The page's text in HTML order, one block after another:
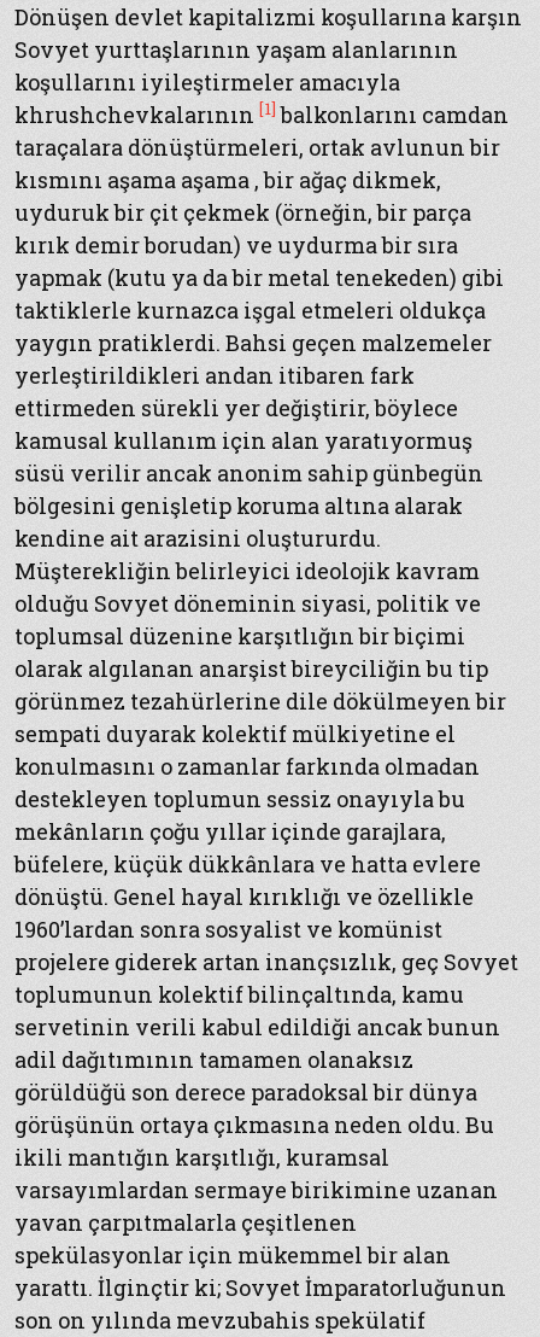
Dönüşen devlet kapitalizmi koşullarına karşın
Sovyet yurttaşlarının yaşam alanlarının
koşullarını iyileştirmeler amacıyla
khrushchevkalarının [1] balkonlarını camdan
taraçalara dönüştürmeleri, ortak avlunun bir
kısmını aşama aşama , bir ağaç dikmek,
uyduruk bir çit çekmek (örneğin, bir parça
kırık demir borudan) ve uydurma bir sıra
yapmak (kutu ya da bir metal tenekeden) gibi
taktiklerle kurnazca işgal etmeleri oldukça
yaygın pratiklerdi. Bahsi geçen malzemeler
yerleştirildikleri andan itibaren fark
ettirmeden sürekli yer değiştirir, böylece
kamusal kullanım için alan yaratıyormuş
süsü verilir ancak anonim sahip günbegün
bölgesini genişletip koruma altına alarak
kendine ait arazisini oluştururdu.
Müşterekliğin belirleyici ideolojik kavram
olduğu Sovyet döneminin siyasi, politik ve
toplumsal düzenine karşıtlığın bir biçimi
olarak algılanan anarşist bireyciliğin bu tip
görünmez tezahürlerine dile dökülmeyen bir
sempati duyarak kolektif mülkiyetine el
konulmasını o zamanlar farkında olmadan
destekleyen toplumun sessiz onayıyla bu
mekânların çoğu yıllar içinde garajlara,
büfelere, küçük dükkânlara ve hatta evlere
dönüştü. Genel hayal kırıklığı ve özellikle
1960’lardan sonra sosyalist ve komünist
projelere giderek artan inançsızlık, geç Sovyet
toplumunun kolektif bilinçaltında, kamu
servetinin verili kabul edildiği ancak bunun
adil dağıtımının tamamen olanaksız
görüldüğü son derece paradoksal bir dünya
görüşünün ortaya çıkmasına neden oldu. Bu
ikili mantığın karşıtlığı, kuramsal
varsayımlardan sermaye birikimine uzanan
yavan çarpıtmalarla çeşitlenen
spekülasyonlar için mükemmel bir alan
yarattı. İlginçtir ki; Sovyet İmparatorluğunun
son on yılında mevzubahis spekülatif